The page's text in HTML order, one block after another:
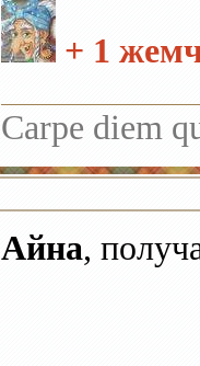
+ 1
Carpe diem
Айна,